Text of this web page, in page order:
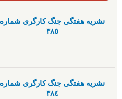
نشریە هفتگی جنگ کارگری شمارە
٣٨٥
نشریە هفتگی جنگ کارگری شمارە
٣٨٤